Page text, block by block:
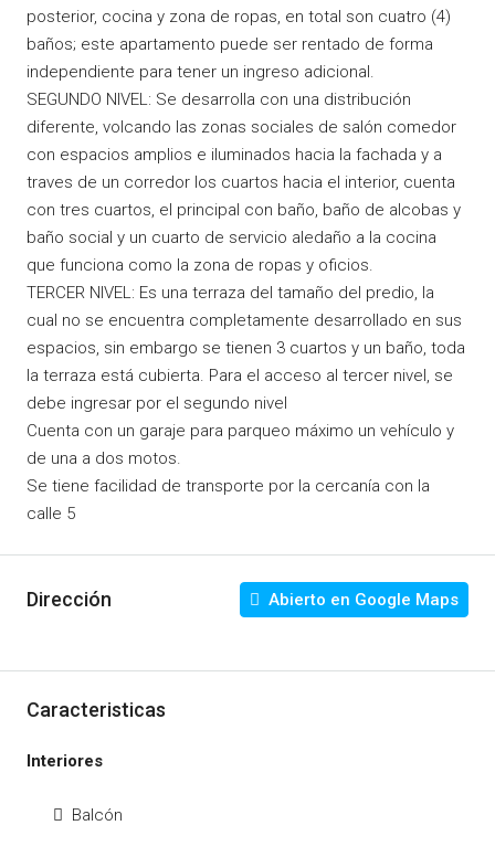
posterior, cocina y zona de ropas, en total son cuatro (4)
baños; este apartamento puede ser rentado de forma
independiente para tener un ingreso adicional.
SEGUNDO NIVEL: Se desarrolla con una distribución
diferente, volcando las zonas sociales de salón comedor
con espacios amplios e iluminados hacia la fachada y a
traves de un corredor los cuartos hacia el interior, cuenta
con tres cuartos, el principal con baño, baño de alcobas y
baño social y un cuarto de servicio aledaño a la cocina
que funciona como la zona de ropas y oficios.
TERCER NIVEL: Es una terraza del tamaño del predio, la
cual no se encuentra completamente desarrollado en sus
espacios, sin embargo se tienen 3 cuartos y un baño, toda
la terraza está cubierta. Para el acceso al tercer nivel, se
debe ingresar por el segundo nivel
Cuenta con un garaje para parqueo máximo un vehículo y
de una a dos motos.
Se tiene facilidad de transporte por la cercanía con la
calle 5
Dirección Abierto en Google Maps
Caracteristicas
Interiores
Balcón